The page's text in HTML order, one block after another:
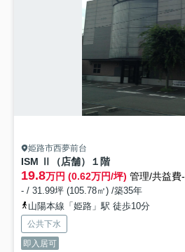
姫路市西夢前台
ISM Ⅱ（店舗） １階
19.8万円 (0.62万円/坪) 管理/共益費-
- / 31.99坪 (105.78㎡) /築35年
山陽本線「姫路」駅 徒歩10分
公共下水
即入居可